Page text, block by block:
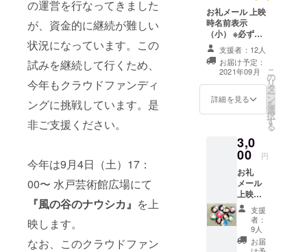
の運営を行なってきました
が、資金的に継続が難しい
状況になっています。この
試みを継続して行くため、
今年もクラウドファンディ
ングに挑戦しています。是
非ご支援ください。
今年は9月4日（土）17：
00〜 水戸芸術館広場にて
『風の谷のナウシカ』 を上
映します。
なお、このクラウドファン
は、水戸芸
術館や近代
美術館をは
じめ数々の
文化施設を
エリアだけ
の文化を
リードして
きました。
その土地で
活動する
様々なプロ
ジェクトが
集結し、9
お礼メール 上映
時名前表示
（小） ※必ず備
考欄に「表示す
るお名前」をご
記入ください。
支援者：12人
お届け予定：
2021年09月
詳細を見る
こ
の
リ
タ
ー
ン
を
選
択
す
る
3,0
00 円
お礼
メール
上映時
名前表
示
（小）
バッヂ1
個（ど
支援
者：
9人
お届